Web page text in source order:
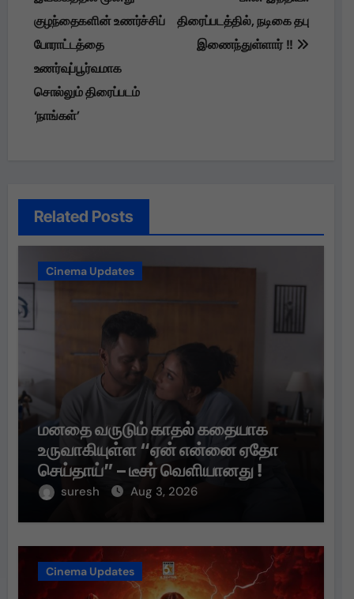
குழந்தைகளின் உணர்ச்சிப்
போராட்டத்தை
உணர்வுப்பூர்வமாக
சொல்லும் திரைப்படம்
‘நாங்கள்’
திரைப்படத்தில், நடிகை தபு
இணைந்துள்ளார் !!
Related Posts
Cinema Updates
மனதை வருடும் காதல் கதையாக
உருவாகியுள்ள “ஏன் என்னை ஏதோ
செய்தாய்” – டீசர் வெளியானது !
suresh Aug 3, 2026
Cinema Updates